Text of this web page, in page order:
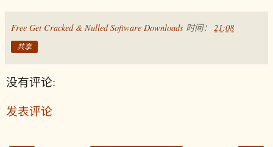
Free Get Cracked & Nulled Software Downloads 时间： 21:08
共享
没有评论:
发表评论